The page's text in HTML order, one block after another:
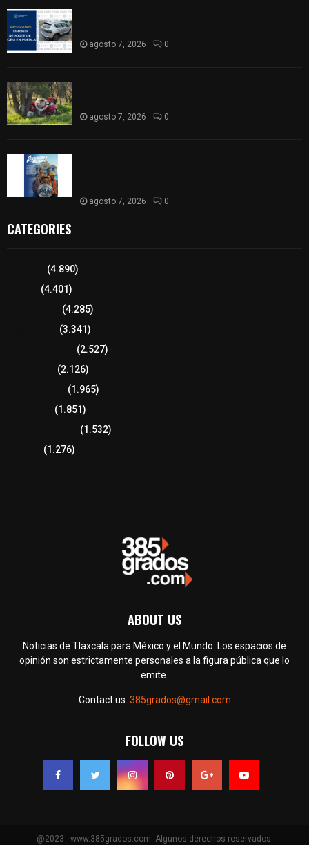
agosto 7, 2026 0
agosto 7, 2026 0
agosto 7, 2026 0
CATEGORIES
(4.890)
(4.401)
(4.285)
(3.341)
(2.527)
(2.126)
(1.965)
(1.851)
(1.532)
(1.276)
ABOUT US
Noticias de Tlaxcala para México y el Mundo. Los espacios de
opinión son estrictamente personales a la figura pública que lo
emite.
Contact us: 385grados@gmail.com
FOLLOW US
@2023 - www.385grados.com. Algunos derechos reservados.